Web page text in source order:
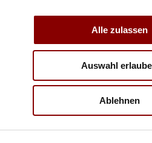
Alle zulassen
Auswahl
Ablehnen
VERBAND